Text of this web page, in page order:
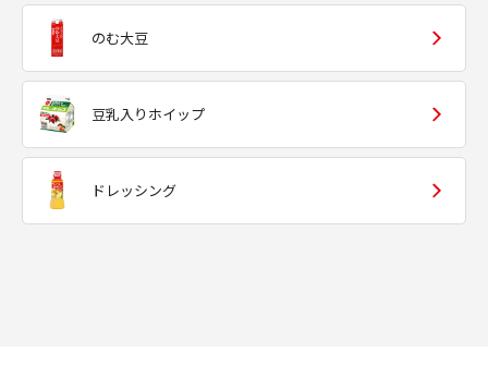
のむ大豆
豆乳入りホイップ
ドレッシング